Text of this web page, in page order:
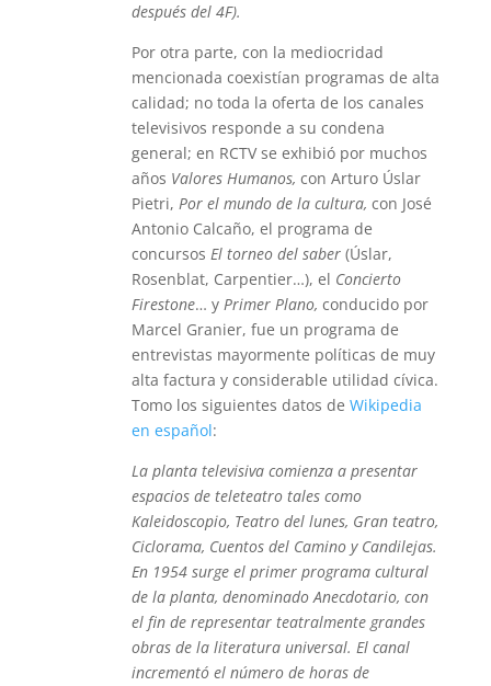
después del 4F).
Por otra parte, con la mediocridad
mencionada coexistían programas de alta
calidad; no toda la oferta de los canales
televisivos responde a su condena
general; en RCTV se exhibió por muchos
años Valores Humanos, con Arturo Úslar
Pietri, Por el mundo de la cultura, con José
Antonio Calcaño, el programa de
concursos El torneo del saber(Úslar,
Rosenblat, Carpentier…), el Concierto
Firestone… y Primer Plano, conducido por
Marcel Granier, fue un programa de
entrevistas mayormente políticas de muy
alta factura y considerable utilidad cívica.
Tomo los siguientes datos de Wikipedia
en español:
La planta televisiva comienza a presentar
espacios de teleteatro tales como
Kaleidoscopio, Teatro del lunes, Gran teatro,
Ciclorama, Cuentos del Camino y Candilejas.
En 1954 surge el primer programa cultural
de la planta, denominado Anecdotario, con
el fin de representar teatralmente grandes
obras de la literatura universal. El canal
incrementó el número de horas de